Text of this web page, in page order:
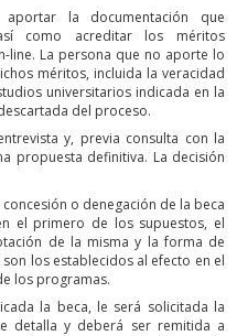
la documentación que
como acreditar los méritos
line. La persona que no aporte lo
méritos, incluida la veracidad
universitarios indicada en la
del proceso.
y, previa consulta con la
propuesta definitiva. La decisión
o denegación de la beca
el primero de los supuestos, el
de la misma y la forma de
los establecidos al efecto en el
los programas.
la beca, le será solicitada la
detalla y deberá ser remitida a